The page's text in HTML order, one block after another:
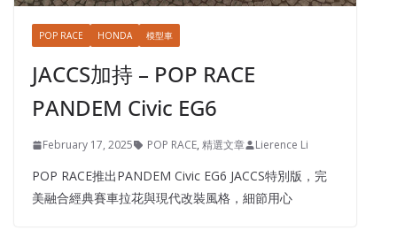
POP RACE HONDA 模型車
JACCS加持 – POP RACE
PANDEM Civic EG6
February 17, 2025 POP RACE, 精選文章 Lierence Li
POP RACE推出PANDEM Civic EG6 JACCS特別版，完
美融合經典賽車拉花與現代改裝風格，細節用心